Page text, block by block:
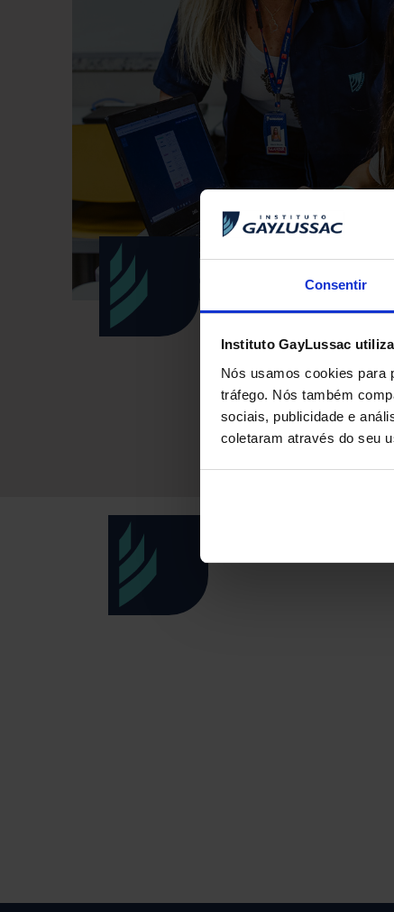
Consentir
Instituto GayLussac
Nós usamos cookies para
tráfego. Nós também
sociais, publicidade e
coletaram através do seu